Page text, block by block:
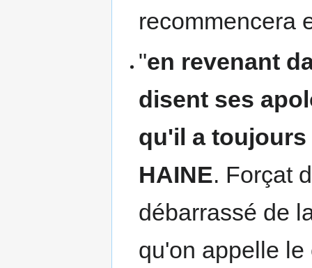
recommencera
"en revenant
disent ses
qu'il a
HAINE. Forçat
débarrassé de
qu'on appelle